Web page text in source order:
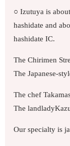
○ Izutuya is
hashidate and
hashidate IC.
The Chirimen
The Japanese-
The chef
The
Our specialty is